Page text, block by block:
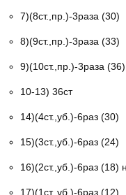
7)(8ст.,пр.)-3раза (30)
8)(9ст.,пр.)-3раза (33)
9)(10ст.,пр.)-3раза (36)
10-13) 36ст
14)(4ст.,уб.)-6раз (30)
15)(3ст.,уб.)-6раз (24)
16)(2ст.,уб.)-6раз (18)
17)(1ст.,уб.)-6раз (12)